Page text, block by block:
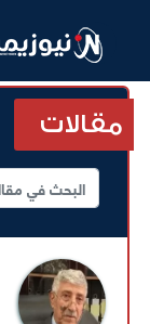
مقالات